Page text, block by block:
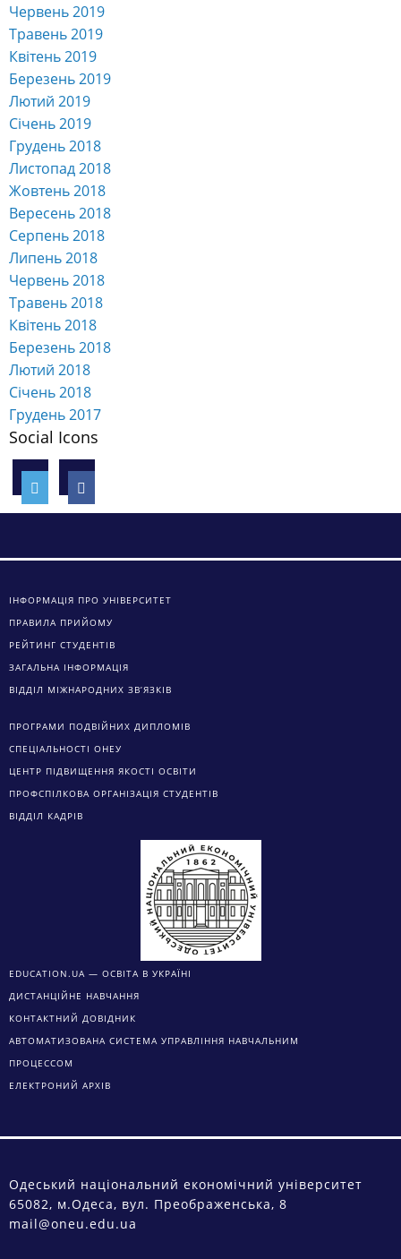
Червень 2019
Травень 2019
Квітень 2019
Березень 2019
Лютий 2019
Січень 2019
Грудень 2018
Листопад 2018
Жовтень 2018
Вересень 2018
Серпень 2018
Липень 2018
Червень 2018
Травень 2018
Квітень 2018
Березень 2018
Лютий 2018
Січень 2018
Грудень 2017
Social Icons
ІНФОРМАЦІЯ ПРО УНІВЕРСИТЕТ
ПРАВИЛА ПРИЙОМУ
РЕЙТИНГ СТУДЕНТІВ
ЗАГАЛЬНА ІНФОРМАЦІЯ
ВІДДІЛ МІЖНАРОДНИХ ЗВ’ЯЗКІВ
ПРОГРАМИ ПОДВІЙНИХ ДИПЛОМІВ
СПЕЦІАЛЬНОСТІ ОНЕУ
ЦЕНТР ПІДВИЩЕННЯ ЯКОСТІ ОСВІТИ
ПРОФСПІЛКОВА ОРГАНІЗАЦІЯ СТУДЕНТІВ
ВІДДІЛ КАДРІВ
EDUCATION.UA — ОСВІТА В УКРАЇНІ
ДИСТАНЦІЙНЕ НАВЧАННЯ
КОНТАКТНИЙ ДОВІДНИК
АВТОМАТИЗОВАНА СИСТЕМА УПРАВЛІННЯ НАВЧАЛЬНИМ
ПРОЦЕССОМ
ЕЛЕКТРОНИЙ АРХІВ
Одеський національний економічний університет
65082, м.Одеса, вул. Преображенська, 8
mail@oneu.edu.ua